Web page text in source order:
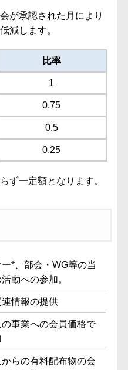
が承認された月により
減します。
比率
1
0.75
0.5
0.25
ず一定額となります。
*、部会・WG等の当
動への参加。
情報の提供
の事業への会員価格で
らの有料配布物の会